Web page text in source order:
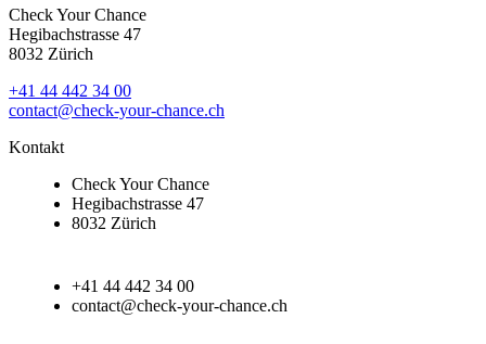
Check Your Chance
Hegibachstrasse 47
8032 Zürich
+41 44 442 34 00
contact@check-your-chance.ch
Kontakt
Check Your Chance
Hegibachstrasse 47
8032 Zürich
+41 44 442 34 00
contact@check-your-chance.ch